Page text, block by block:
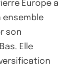
Europe a
ensemble
son
Elle